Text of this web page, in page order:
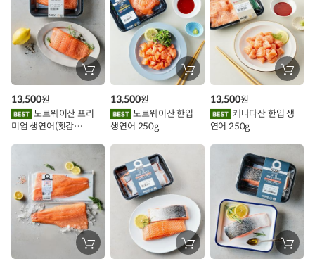
인
이
트
장
바
에
담
노르웨이산 프리
미엄 생연어(횟감
13,500원
장
바
에
담
노르웨이산 한입
생연어 250g
13,500원
장
바
에
담
연어 250g
13,500원
장
바
장
바
장
바